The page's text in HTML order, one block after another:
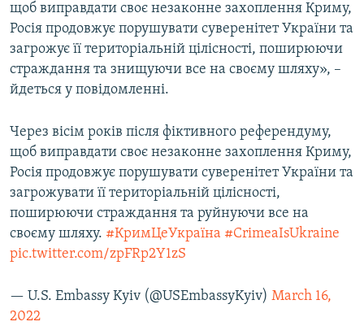
щоб виправдати своє незаконне захоплення Криму,
Росія продовжує порушувати суверенітет України та
загрожує її територіальній цілісності, поширюючи
страждання та знищуючи все на своєму шляху», –
йдеться у повідомленні.
Через вісім років після фіктивного референдуму,
щоб виправдати своє незаконне захоплення Криму,
Росія продовжує порушувати суверенітет України та
загрожувати її територіальній цілісності,
поширюючи страждання та руйнуючи все на
своєму шляху. #КримЦеУкраїна #CrimeaIsUkraine
pic.twitter.com/zpFRp2Y1zS
— U.S. Embassy Kyiv (@USEmbassyKyiv) March 16,
2022